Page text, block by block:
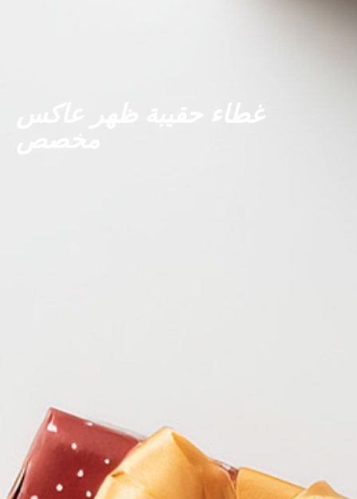
غطاء حقيبة ظهر عاكس